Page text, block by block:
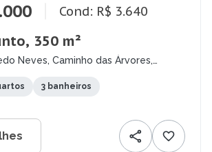
Cond: R$ 3.640
350 m²
Neves, Caminho das Árvores,
3 banheiros